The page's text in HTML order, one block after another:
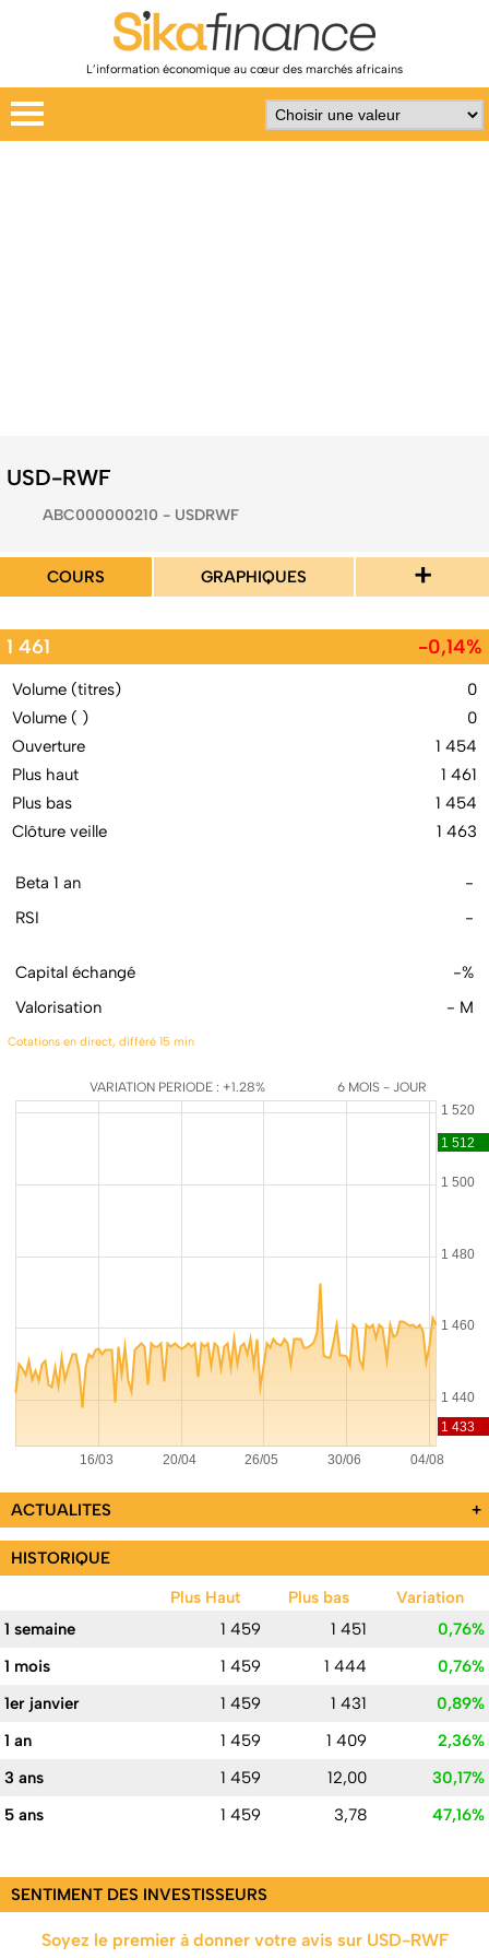
L’information économique au cœur des marchés africains
USD-RWF
ABC000000210 - USDRWF
COURS GRAPHIQUES +
1 461 -0,14%
Volume (titres)
0
Volume ( )
0
Ouverture
1 454
Plus haut
1 461
Plus bas
1 454
Clôture veille
1 463
Beta 1 an
-
RSI
-
Capital échangé
-%
Valorisation
- M
Cotations en direct, différé 15 min
VARIATION PERIODE : +1.28% 6 MOIS - JOUR
ACTUALITES +
HISTORIQUE
Plus Haut
Plus bas
Variation
1 semaine
1 459 1 451
0,76%
1 mois
1 459 1 444
0,76%
1er janvier
1 459 1 431
0,89%
1 an
1 459 1 409
2,36%
3 ans
1 459 12,00
30,17%
5 ans
1 459 3,78 47,16%
SENTIMENT DES INVESTISSEURS
Soyez le premier à donner votre avis sur USD-RWF